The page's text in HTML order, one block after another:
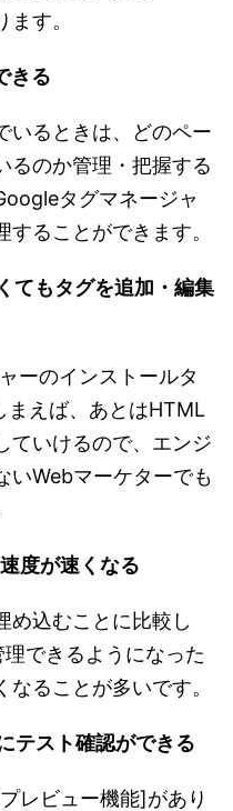
す。
きる
いるときは、どのペー
るのか管理・把握する
タグマネージャ
ることができます。
てもタグを追加・編集
ーのインストールタ
まえば、あとはHTML
ていけるので、エンジ
いWebマーケターでも
度が速くなる
め込むことに比較し
できるようになった
ることが多いです。
テスト確認ができる
レビュー機能]があり